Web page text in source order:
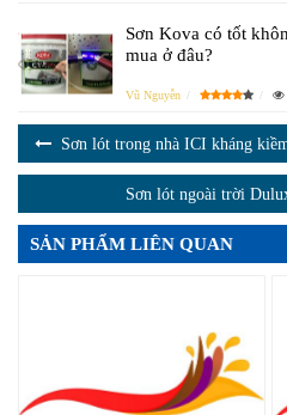
Sơn Kova có tốt
mua ở đâu?
Vũ Nguyễn
Sơn lót trong nhà ICI kháng
Sơn lót ngoài trời
SẢN PHẨM LIÊN QUAN